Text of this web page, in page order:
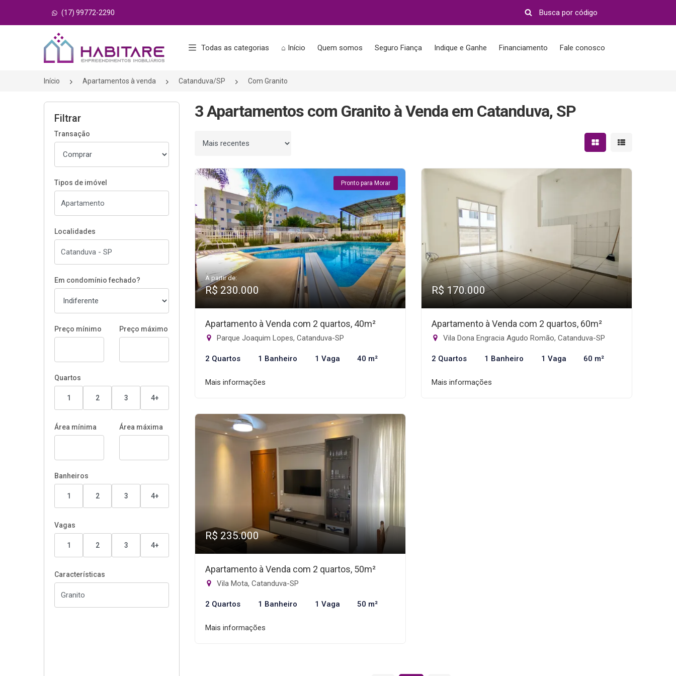
(17) 99772-2290
Página inicial
Todas as categorias ⌂ Início Quem somos Seguro Fiança Indique e Ganhe Financiamento Fale conosco
Início Apartamentos à venda Catanduva/SP Com Granito
Filtrar
Transação
Tipos de imóvel
Localidades
Em condomínio fechado?
Preço mínimo Preço máximo
Quartos
1 2 3 4+
Área mínima Área máxima
Banheiros
1 2 3 4+
Vagas
1 2 3 4+
Características
3 Apartamentos com Granito à Venda em Catanduva, SP
Ordenar por Mostrar resultados em
Mostrar
Pronto para Morar
A partir de:
R$ 230.000
Apartamento à Venda com 2 quartos, 40m²
Parque Joaquim Lopes, Catanduva-SP
2 Quartos 1 Banheiro 1 Vaga 40 m²
Mais informações
R$ 170.000
Apartamento à Venda com 2 quartos, 60m²
Vila Dona Engracia Agudo Romão, Catanduva-SP
2 Quartos 1 Banheiro 1 Vaga 60 m²
Mais informações
R$ 235.000
Apartamento à Venda com 2 quartos, 50m²
Vila Mota, Catanduva-SP
2 Quartos 1 Banheiro 1 Vaga 50 m²
Mais informações